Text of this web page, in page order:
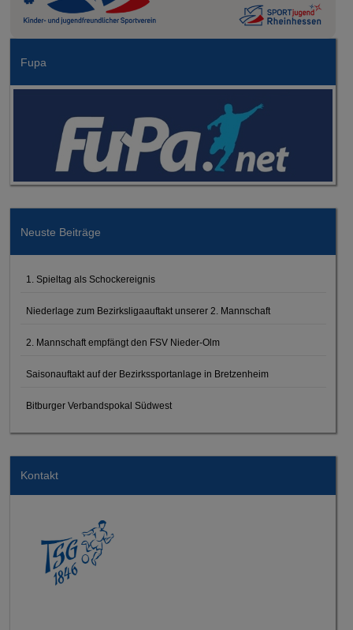
Fupa
Neuste Beiträge
1. Spieltag als Schockereignis
Niederlage zum Bezirksligaauftakt unserer 2. Mannschaft
2. Mannschaft empfängt den FSV Nieder-Olm
Saisonauftakt auf der Bezirkssportanlage in Bretzenheim
Bitburger Verbandspokal Südwest
Kontakt